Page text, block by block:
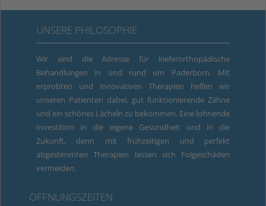
UNSERE PHILOSOPHIE
Wir sind die Adresse für kieferorthopädische
Behandlungen in und rund um Paderborn. Mit
erprobten und innovativen Therapien helfen wir
unseren Patienten dabei, gut funktionierende Zähne
und ein schönes Lächeln zu bekommen. Eine lohnende
Investition in die eigene Gesundheit und in die
Zukunft, denn mit frühzeitigen und perfekt
abgestimmten Therapien lassen sich Folgeschäden
vermeiden.
ÖFFNUNGSZEITEN